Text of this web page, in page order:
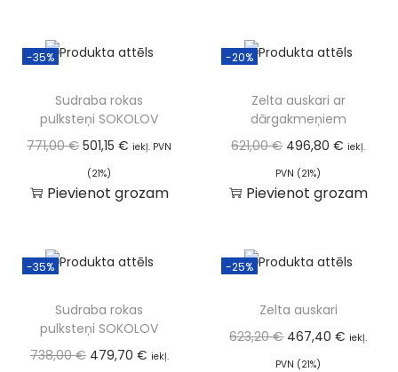
-35%
Sudraba rokas
pulksteņi SOKOLOV
771,00€ 501,15€ iekļ. PVN
(21%)
Pievienot grozam
-20%
Zelta auskari ar
dārgakmeņiem
621,00€ 496,80€ iekļ.
PVN (21%)
Pievienot grozam
-35%
Sudraba rokas
pulksteņi SOKOLOV
738,00€ 479,70 € iekļ.
-25%
Zelta auskari
623,20€ 467,40€ iekļ.
PVN (21%)